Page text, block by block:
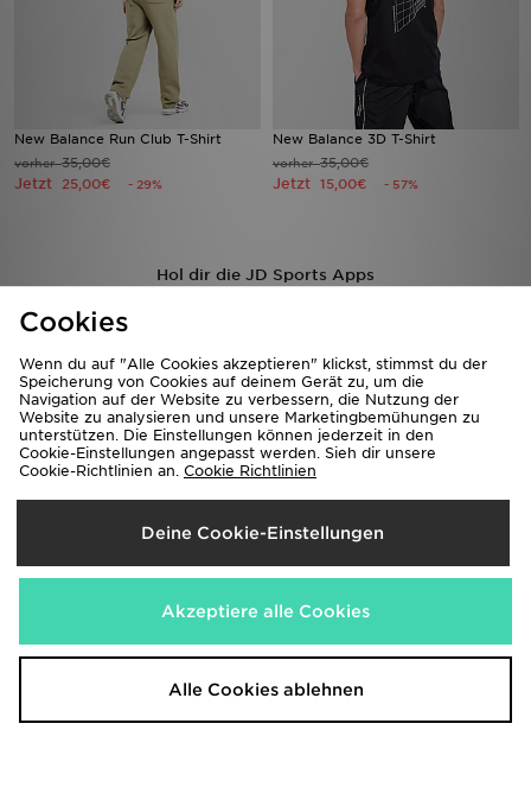
New Balance Run Club T-Shirt
vorher35,00€
Jetzt 25,00€ - 29%
New Balance 3D T-Shirt
vorher35,00€
Jetzt 15,00€ - 57%
Hol dir die JD Sports Apps
Shop mit der JD Sports App 24/7 und entdecke die neuesten
Hilfe & Kontakt
Finde eine Filiale
Cookies
Wenn du auf "Alle Cookies akzeptieren" klickst, stimmst du der
Speicherung von Cookies auf deinem Gerät zu, um die
Navigation auf der Website zu verbessern, die Nutzung der
Website zu analysieren und unsere Marketingbemühungen zu
unterstützen. Die Einstellungen können jederzeit in den
Cookie-Einstellungen angepasst werden. Sieh dir unsere
Cookie-Richtlinien an. Cookie Richtlinien
Deine Cookie-Einstellungen
Akzeptiere alle Cookies
Alle Cookies ablehnen